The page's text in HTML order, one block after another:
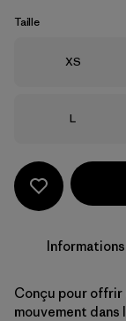
Taille
Taille
XS
Taille
L
Conçu pour offrir
mouvement dans